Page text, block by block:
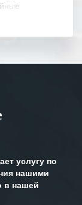
в
высокую
сложных
услугу по
нашими
в нашей